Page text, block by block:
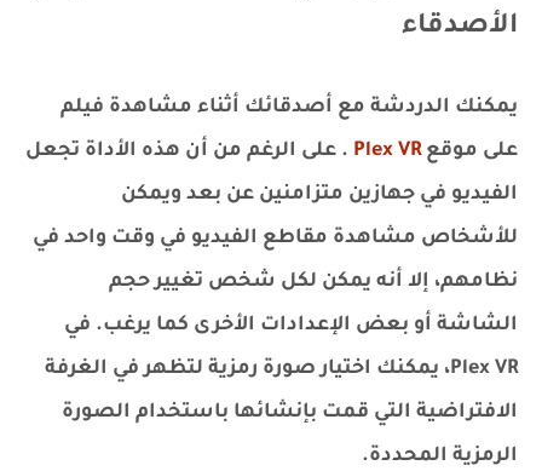
الأصدقاء
يمكنك الدردشة مع أصدقائك أثناء مشاهدة فيلم
على موقعPlex VR . على الرغم من أن هذه الأداة تجعل
الفيديو في جهازين متزامنين عن بعد ويمكن
للأشخاص مشاهدة مقاطع الفيديو في وقت واحد في
نظامهم، إلا أنه يمكن لكل شخص تغيير حجم
الشاشة أو بعض الإعدادات الأخرى كما يرغب. في
Plex VR، يمكنك اختيار صورة رمزية لتظهر في الغرفة
الافتراضية التي قمت بإنشائها باستخدام الصورة
الرمزية المحددة.